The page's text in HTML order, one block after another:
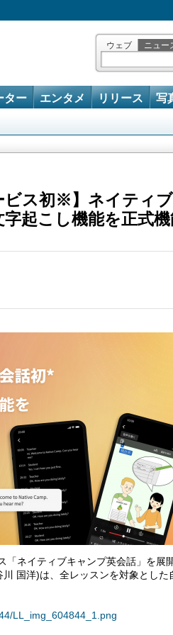
ウェブ ニュー
ター エンタメ リリース 写
ビス初※】ネイティ
起こし機能を正式
「ネイティブキャンプ英会話」を展
国洋)は、全レッスンを対象とした
LL_img_604844_1.png